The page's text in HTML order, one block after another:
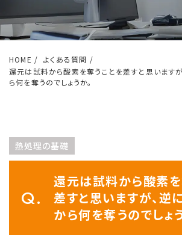
HOME
よくある質問
還元は試料から酸素を奪うことを差すと思います
ら何を奪うのでしょうか。
熱処理の基礎
還元は試料から酸素を
差すと思いますが、逆
から何を奪うのでしょ